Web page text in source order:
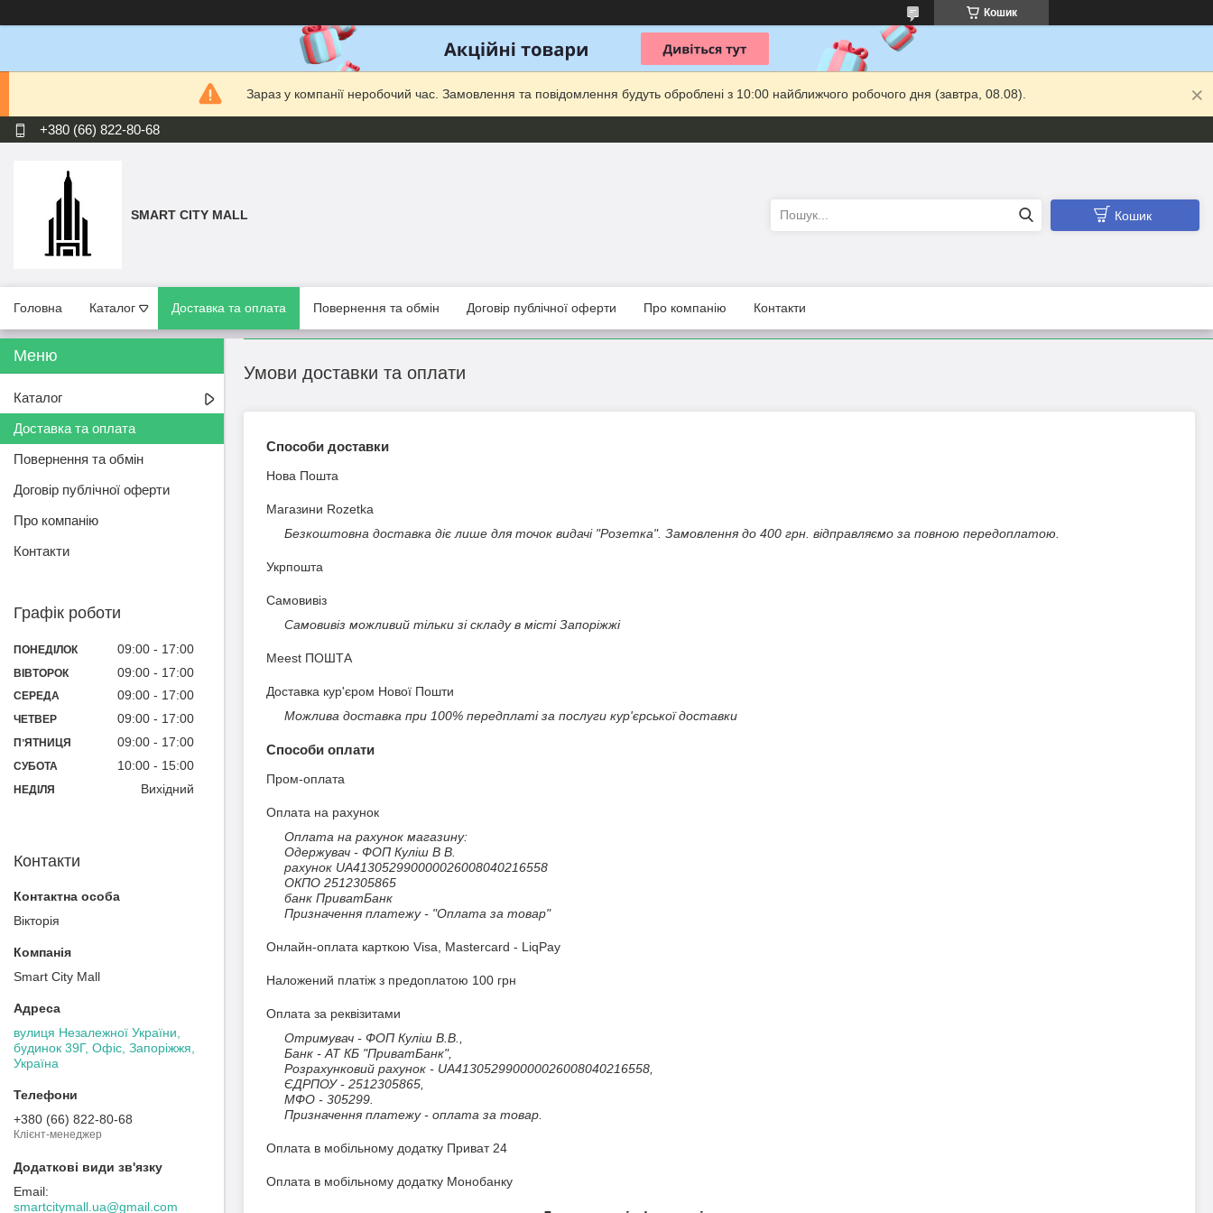
Кошик
Зараз у компанії неробочий час. Замовлення та повідомлення будуть оброблені з 10:00 найближчого робочого дня (завтра, 08.08).
+380 (66) 822-80-68
SMART CITY MALL Кошик
Головна Каталог Доставка та оплата Повернення та обмін Договір публічної оферти Про компанію Контакти
Умови доставки та оплати
Способи доставки
Нова Пошта
Магазини Rozetka
Безкоштовна доставка діє лише для точок видачі "Розетка". Замовлення до 400 грн. відправляємо за повною передоплатою.
Укрпошта
Самовивіз
Самовивіз можливий тільки зі складу в місті Запоріжжі
Meest ПОШТА
Доставка кур'єром Нової Пошти
Можлива доставка при 100% передплаті за послуги кур'єрської доставки
Способи оплати
Пром-оплата
Оплата на рахунок
Оплата на рахунок магазину:
Одержувач - ФОП Куліш В В.
рахунок UA413052990000026008040216558
ОКПО 2512305865
банк ПриватБанк
Призначення платежу - "Оплата за товар"
Онлайн-оплата карткою Visa, Mastercard - LiqPay
Наложений платіж з предоплатою 100 грн
Оплата за реквізитами
Отримувач - ФОП Куліш В.В.,
Банк - АТ КБ "ПриватБанк",
Розрахунковий рахунок - UA413052990000026008040216558,
ЄДРПОУ - 2512305865,
МФО - 305299.
Призначення платежу - оплата за товар.
Оплата в мобільному додатку Приват 24
Оплата в мобільному додатку Монобанку
Каталог
Доставка та оплата
Повернення та обмін
Договір публічної оферти
Про компанію
Контакти
Графік роботи
ПОНЕДІЛОК 09:00 17:00
ВІВТОРОК 09:00 17:00
СЕРЕДА 09:00 17:00
ЧЕТВЕР 09:00 17:00
ПʼЯТНИЦЯ 09:00 17:00
СУБОТА 10:00 15:00
НЕДІЛЯ Вихідний
Контакти
Вікторія
Smart City Mall
вулиця Незалежної України,
будинок 39Г, Офіс, Запоріжжя,
Україна
+380 (66) 822-80-68
Клієнт-менеджер
smartcitymall.ua@gmail.com